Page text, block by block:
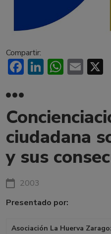
Compartir:
Facebook
LinkedIn
ciudadana
y sus
2003
Presentado por:
Asociación La Huerva